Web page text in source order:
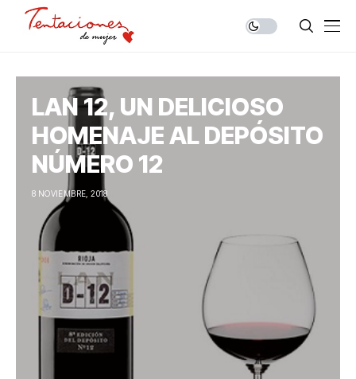
LAN 12, UN DELICIOSO
HOMENAJE AL DEPÓSITO
NÚMERO 12
8 NOVIEMBRE, 2018